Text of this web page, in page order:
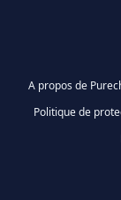
A propos de
Politique de